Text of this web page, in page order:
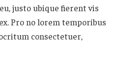
justo ubique fierent vis
Pro no lorem temporibus
consectetuer,